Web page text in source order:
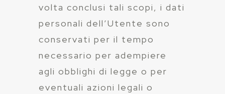
volta conclusi tali scopi, i dati
personali dell’Utente sono
conservati per il tempo
necessario per adempiere
agli obblighi di legge o per
eventuali azioni legali o